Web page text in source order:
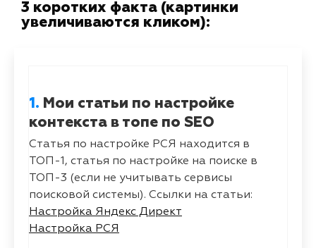
3 коротких факта (картинки
увеличиваются кликом):
1. Мои статьи по настройке
контекста в топе по SEO
Статья по настройке РСЯ находится в
ТОП-1, статья по настройке на поиске в
ТОП-3 (если не учитывать сервисы
поисковой системы). Ссылки на статьи:
Настройка Яндекс Директ
Настройка РСЯ